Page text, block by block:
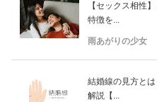
性と愛
【セックス相性
特徴を...
雨あがりの少女
結婚線の見方と
解説【...